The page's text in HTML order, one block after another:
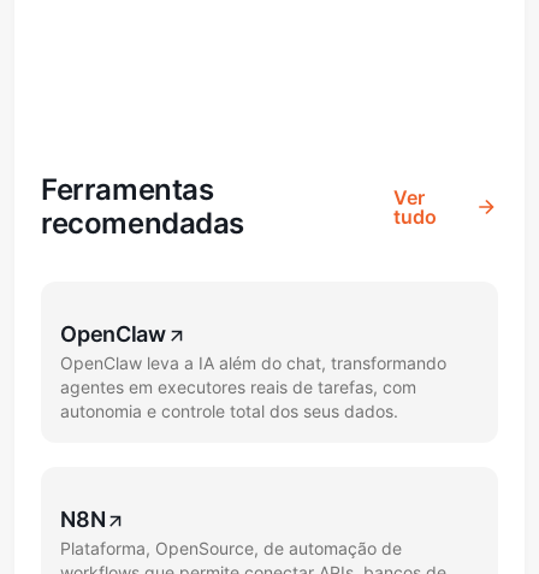
Ferramentas
recomendadas
Ver
tudo
OpenClaw
OpenClaw leva a IA além do chat, transformando
agentes em executores reais de tarefas, com
autonomia e controle total dos seus dados.
N8N
Plataforma, OpenSource, de automação de